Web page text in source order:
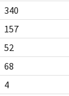
340
157
52
68
4